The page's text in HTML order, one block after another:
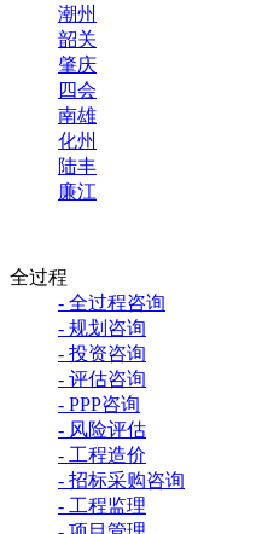
潮州
韶关
肇庆
四会
南雄
化州
陆丰
廉江
全过程
- 全过程咨询
- 规划咨询
- 投资咨询
- 评估咨询
- PPP咨询
- 风险评估
- 工程造价
- 招标采购咨询
- 工程监理